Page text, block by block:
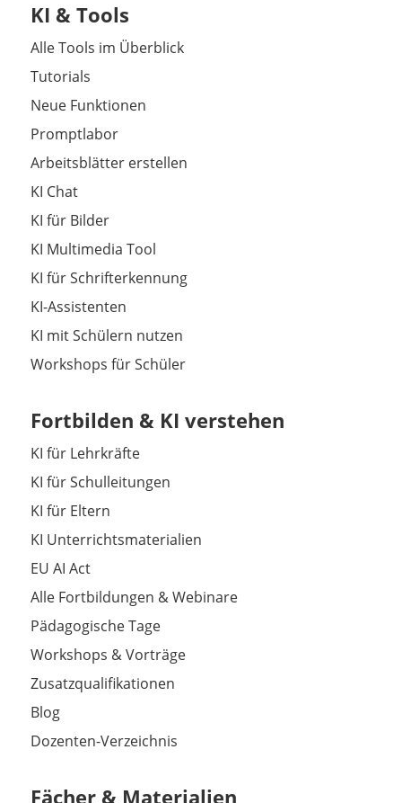
KI & Tools
Alle Tools im Überblick
Tutorials
Neue Funktionen
Promptlabor
Arbeitsblätter erstellen
KI Chat
KI für Bilder
KI Multimedia Tool
KI für Schrifterkennung
KI-Assistenten
KI mit Schülern nutzen
Workshops für Schüler
Fortbilden & KI verstehen
KI für Lehrkräfte
KI für Schulleitungen
KI für Eltern
KI Unterrichtsmaterialien
EU AI Act
Alle Fortbildungen & Webinare
Pädagogische Tage
Workshops & Vorträge
Zusatzqualifikationen
Blog
Dozenten-Verzeichnis
Fächer & Materialien